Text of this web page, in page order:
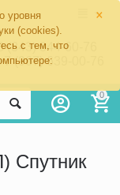
×
уровня
(cookies).
с тем, что
(343) 344-60-76
(967) 639-00-76
0
Спутник